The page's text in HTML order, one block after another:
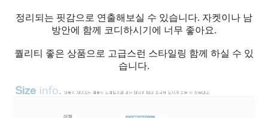
정리되는 핏감으로 연출해보실 수 있습니다. 자켓이나 남
방안에 함께 코디하시기에 너무 좋아요.
퀄리티 좋은 상품으로 고급스런 스타일링 함께 하실 수 있
습니다.